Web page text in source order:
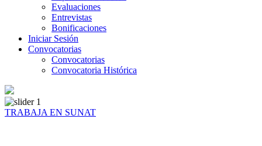
Evaluaciones
Entrevistas
Bonificaciones
Iniciar Sesión
Convocatorias
Convocatorias
Convocatoria Histórica
TRABAJA EN SUNAT